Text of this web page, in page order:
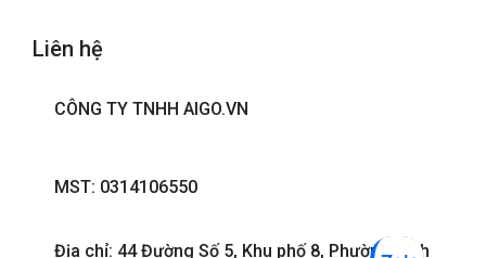
Liên hệ
CÔNG TY TNHH AIGO.VN
MST: 0314106550
Địa chỉ: 44 Đường Số 5, Khu phố 8, Phường Bình